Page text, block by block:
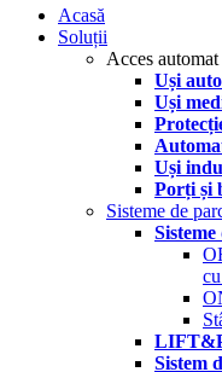
Acasă
Soluții
Acces automat
Uși
Uși
Uși
Porți și
Sisteme de
Sistem